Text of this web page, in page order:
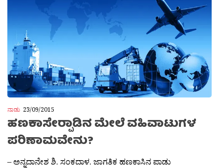
ನಾಡು 23/09/2015
ಹಣಕಾಸೇರ‍್ಪಾಡಿನ ಮೇಲೆ ವಹಿವಾಟುಗಳ
ಪರಿಣಾಮವೇನು?
– ಅನ್ನದಾನೇಶ ಶಿ. ಸಂಕದಾಳ. ಜಾಗತಿಕ ಹಣಕಾಸಿನ ಪಾಡು